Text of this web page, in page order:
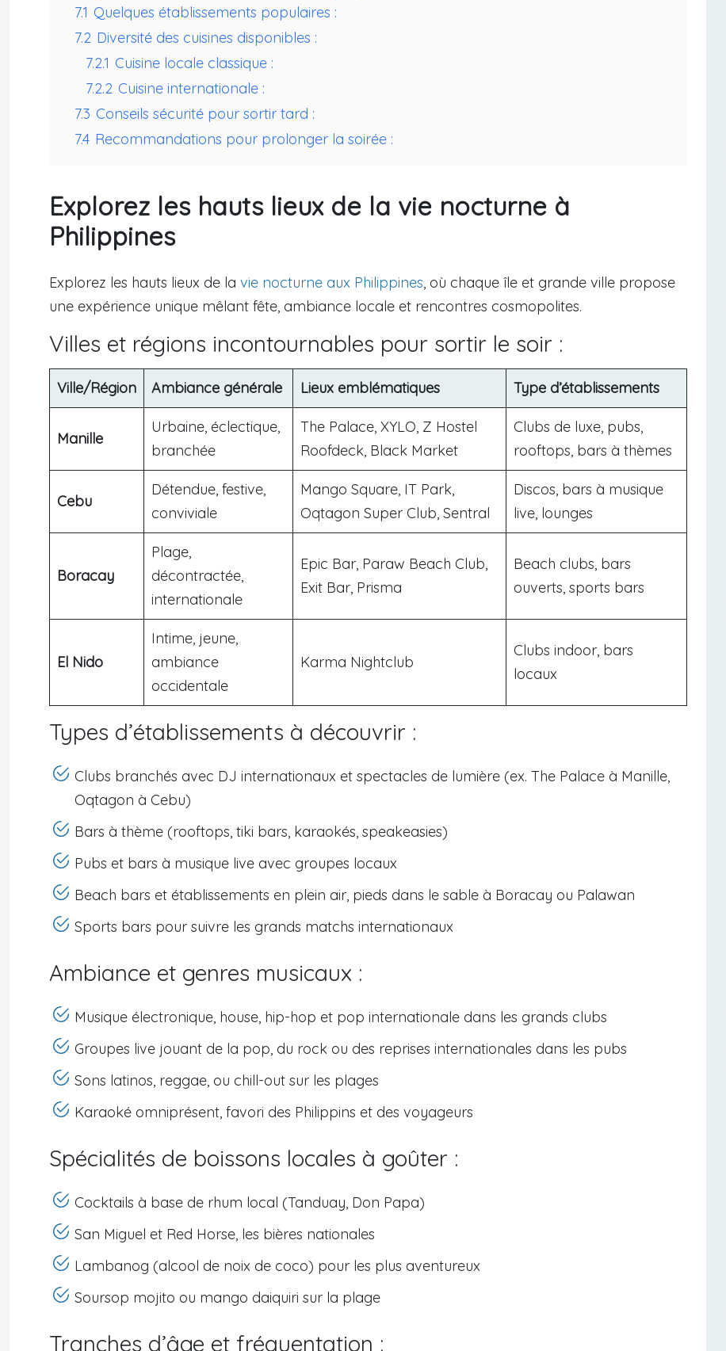
7.1 Quelques établissements populaires :
7.2 Diversité des cuisines disponibles :
7.2.1 Cuisine locale classique :
7.2.2 Cuisine internationale :
7.3 Conseils sécurité pour sortir tard :
7.4 Recommandations pour prolonger la soirée :
Explorez les hauts lieux de la vie nocturne à
Philippines
Explorez les hauts lieux de la vie nocturne aux Philippines, où chaque île et grande ville propose
une expérience unique mêlant fête, ambiance locale et rencontres cosmopolites.
Villes et régions incontournables pour sortir le soir :
Ville/Région Ambiance générale Lieux emblématiques Type d’établissements
Manille
Urbaine, éclectique,
branchée
The Palace, XYLO, Z Hostel
Roofdeck, Black Market
Clubs de luxe, pubs,
rooftops, bars à thèmes
Cebu
Détendue, festive,
conviviale
Mango Square, IT Park,
Oqtagon Super Club, Sentral
Discos, bars à musique
live, lounges
Boracay
Plage,
décontractée,
internationale
Epic Bar, Paraw Beach Club,
Exit Bar, Prisma
Beach clubs, bars
ouverts, sports bars
El Nido
Intime, jeune,
ambiance
occidentale
Karma Nightclub
Clubs indoor, bars
locaux
Types d’établissements à découvrir :
Clubs branchés avec DJ internationaux et spectacles de lumière (ex. The Palace à Manille,
Oqtagon à Cebu)
Bars à thème (rooftops, tiki bars, karaokés, speakeasies)
Pubs et bars à musique live avec groupes locaux
Beach bars et établissements en plein air, pieds dans le sable à Boracay ou Palawan
Sports bars pour suivre les grands matchs internationaux
Ambiance et genres musicaux :
Musique électronique, house, hip-hop et pop internationale dans les grands clubs
Groupes live jouant de la pop, du rock ou des reprises internationales dans les pubs
Sons latinos, reggae, ou chill-out sur les plages
Karaoké omniprésent, favori des Philippins et des voyageurs
Spécialités de boissons locales à goûter :
Cocktails à base de rhum local (Tanduay, Don Papa)
San Miguel et Red Horse, les bières nationales
Lambanog (alcool de noix de coco) pour les plus aventureux
Soursop mojito ou mango daiquiri sur la plage
Tranches d’âge et fréquentation :